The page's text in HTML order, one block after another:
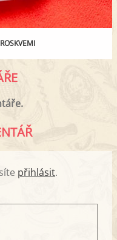
přihlásit.